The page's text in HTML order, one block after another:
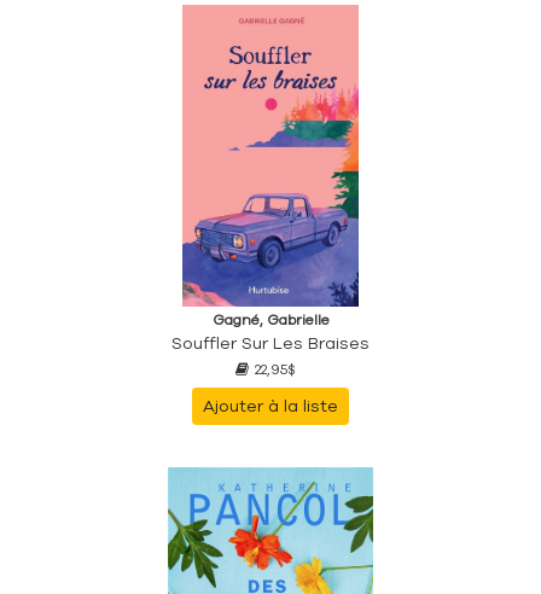
Gagné, Gabrielle
Souffler Sur Les Braises
22,95$
Ajouter à la liste